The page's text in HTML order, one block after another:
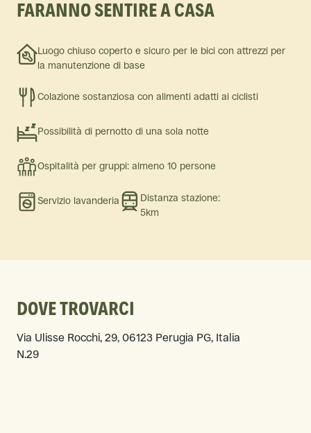
FARANNO SENTIRE A CASA
Luogo chiuso coperto e sicuro per le bici con attrezzi per
la manutenzione di base
Colazione sostanziosa con alimenti adatti ai ciclisti
Possibilità di pernotto di una sola notte
Ospitalità per gruppi: almeno 10 persone
Servizio lavanderia
Distanza stazione:
5km
DOVE TROVARCI
Via Ulisse Rocchi, 29, 06123 Perugia PG, Italia
N.29